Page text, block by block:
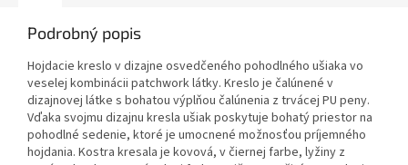
Podrobný popis
Hojdacie kreslo v dizajne osvedčeného pohodlného ušiaka vo
veselej kombinácii patchwork látky. Kreslo je čalúnené v
dizajnovej látke s bohatou výplňou čalúnenia z trvácej PU peny.
Vďaka svojmu dizajnu kresla ušiak poskytuje bohatý priestor na
pohodlné sedenie, ktoré je umocnené možnosťou príjemného
hojdania. Kostra kresala je kovová, v čiernej farbe, lyžiny z